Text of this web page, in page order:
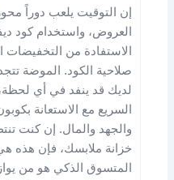
إن التوقيت يلعب دوراً
الاستفادة من التخفيضات
صلاحية الكود. الموضة
لديك قد ينفد في أي
السريع مع الاستعانة
والجهد والمال. إن كنت
خزانة ملابسك، فإن هذه
المتسوق الذكي هو من